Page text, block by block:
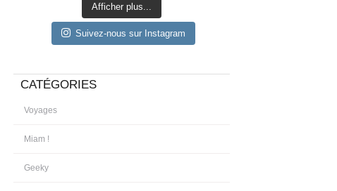
Afficher plus...
Suivez-nous sur Instagram
CATÉGORIES
Voyages
Miam !
Geeky